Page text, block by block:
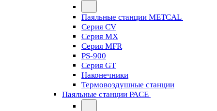
Паяльные станции METCAL
Серия CV
Серия MX
Серия MFR
PS-900
Серия GT
Наконечники
Термовоздушные станции
Паяльные станции PACE